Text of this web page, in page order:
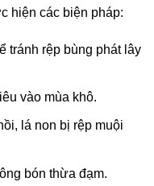
hiện các biện pháp:
tránh rệp bùng phát lây
vào mùa khô.
lá non bị rệp muội
bón thừa đạm.